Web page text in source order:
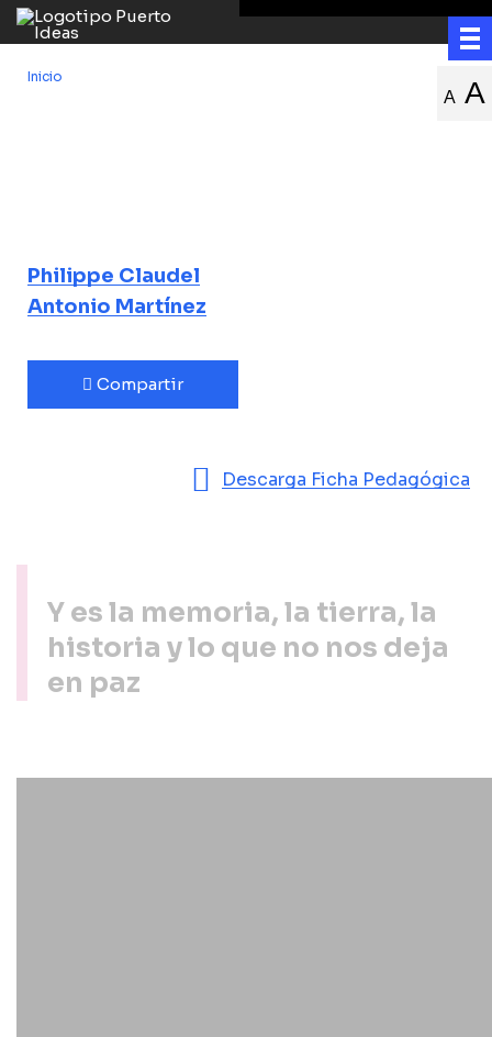
A A
Inicio
Philippe Claudel
Antonio Martínez
Compartir
Descarga Ficha Pedagógica
Y es la memoria, la tierra, la
historia y lo que no nos deja
en paz